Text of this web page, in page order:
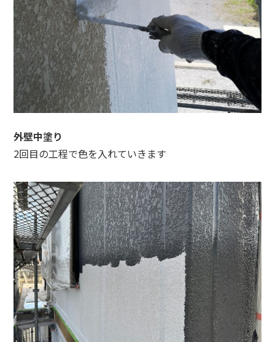
外壁中塗り
2回目の工程で色を入れていきます